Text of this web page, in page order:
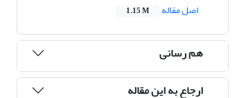
اصل مقاله
1.15 M
هم رسانی
ارجاع به این مقاله